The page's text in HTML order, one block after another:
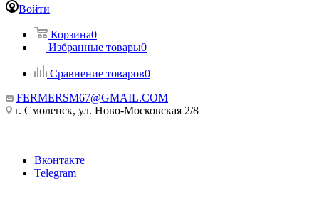
Войти
Корзина0
Избранные товары0
Сравнение товаров0
FERMERSM67@GMAIL.COM
г. Смоленск, ул. Ново-Московская 2/8
Вконтакте
Telegram